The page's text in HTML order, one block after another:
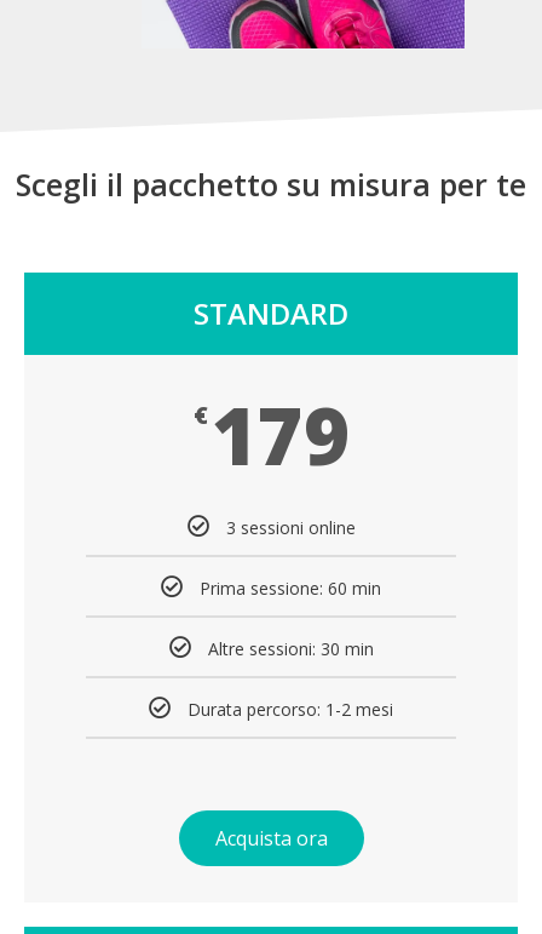
Scegli il pacchetto su misura per te
STANDARD
€ 179
3 sessioni online
Prima sessione: 60 min
Altre sessioni: 30 min
Durata percorso: 1-2 mesi
Acquista ora